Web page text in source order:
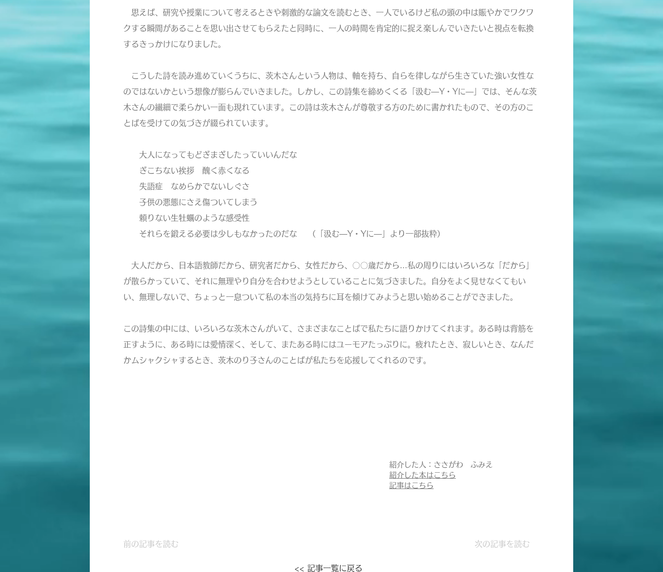
思えば、研究や授業について考えるときや刺激的な論文を読むとき、一人でいるけど私の頭の中は賑やかでワクワ
クする瞬間があることを思い出させてもらえたと同時に、一人の時間を肯定的に捉え楽しんでいきたいと視点を転換
するきっかけになりました。
こうした詩を読み進めていくうちに、茨木さんという人物は、軸を持ち、自らを律しながら生きていた強い女性な
のではないかという想像が膨らんでいきました。しかし、この詩集を締めくくる「汲む―Y・Yに―」では、そんな茨
木さんの繊細で柔らかい一面も現れています。この詩は茨木さんが尊敬する方のために書かれたもので、その方のこ
とばを受けての気づきが綴られています。
大人になってもどぎまぎしたっていいんだな
ぎこちない挨拶 醜く赤くなる
失語症 なめらかでないしぐさ
子供の悪態にさえ傷ついてしまう
頼りない生牡蠣のような感受性
それらを鍛える必要は少しもなかったのだな （「汲む―Y・Yに―」より一部抜粋）
大人だから、日本語教師だから、研究者だから、女性だから、〇〇歳だから…私の周りにはいろいろな「だから」
が散らかっていて、それに無理やり自分を合わせようとしていることに気づきました。自分をよく見せなくてもい
い、無理しないで、ちょっと一息ついて私の本当の気持ちに耳を傾けてみようと思い始めることができました。
この詩集の中には、いろいろな茨木さんがいて、さまざまなことばで私たちに語りかけてくれます。ある時は背筋を
正すように、ある時には愛情深く、そして、またある時にはユーモアたっぷりに。疲れたとき、寂しいとき、なんだ
かムシャクシャするとき、茨木のり子さんのことばが私たちを応援してくれるのです。
紹介した人：ささがわ ふみえ
紹介した本はこちら
記事はこちら
前の記事を読む 次の記事を読む
<< 記事一覧に戻る